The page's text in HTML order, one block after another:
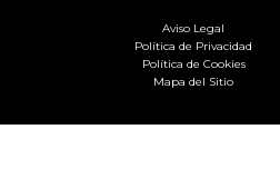
Aviso Legal
Política de Privacidad
Política de Cookies
Mapa del Sitio